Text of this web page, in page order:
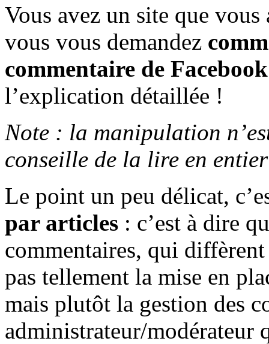
Vous avez un site que
vous vous demandez
commentaire de
l’explication détaillée !
Note : la manipulation
conseille de la lire en
Le point un peu délicat,
par articles : c’est à dire
commentaires, qui diffèrent
pas tellement la mise en
mais plutôt la gestion des
administrateur/modérateur